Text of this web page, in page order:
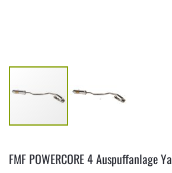
der
FMF POWERCORE 4 Auspuffanlage